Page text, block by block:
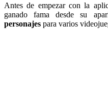
Antes de empezar con la
ganado fama desde su
personajes para varios